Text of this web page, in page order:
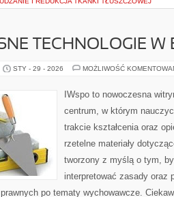
TECHNOLOGIE W
STY - 29 - 2026 MOŻLIWOŚĆ
IWspo to nowoczesna
centrum, w którym
trakcie kształcenia oraz
rzetelne materiały
tworzony z myślą o tym,
interpretować zasady oraz
po tematy wychowawcze.